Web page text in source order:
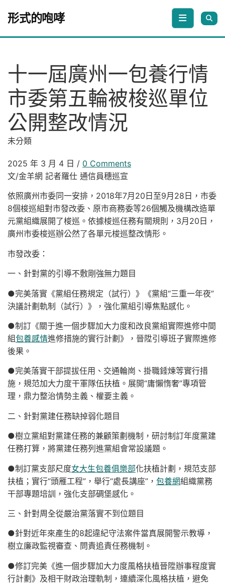
形式的咆哮
十一屆廣州一包養行情
市委第五輪被梭巡單位
公開整改情況
未分類
2025 年 3 月 4 日 / 0 Comments
文/金羊網 記者羅仕 通信員穗巡宣
依照廣州市委同一安排，2018年7月20日至9月28日，市委
8個梭巡組對市發改委、原市商務委等26個觸及機構改造單
元黨組織展開了梭巡。依據梭巡任務有關規則，3月20日，
廣州市委梭巡辦公然了各單元梭巡整改情形。
市發改委：
一、針對黨的引導不敷剛強無力題目
●完美落實《黨組任務規定（試行）》《黨組“三重一年夜”
決議計劃軌制（試行）》，強化黨組引導焦點感化。
●制訂《關于進一個步驟加大力度和改良黨組實際進修中間
組包養感情進修措施的實行計劃》，晉陞引導班子實際進修
後果。
●完美落實干部提拔任用、交通輪崗、掛職錘煉等實行措
施，規范加大力度干軍隊伍扶植。展開“庸懶惰奢”專項管
理，鼎力整治情勢主義、權要主義。
二、針對黨建任務缺掉弱化題目
●樹立黨組對黨建任務的兼顧策劃機制，研討制訂年度黨建
任務打算，將黨建任務列進黨組會常設議題。
●制訂黨支部尺度女大生包養俱樂部化扶植計劃，規范支部
扶植；實行“頭雁工程”，舉行“處長講座”， 包養網組織黨務
干部專題培訓，強化支部碉堡感化。
三、針對周全從嚴治黨落實不到位題目
●針對近年來產生的8起違紀守法案件當真展開警示教導，
樹立廉政監視審查、問責追責任務機制。
●修訂完美《進一個步驟加大力度風格扶植晉陞辦事程度實
行計劃》及相干財政治理軌制，連續深化風格扶植，避免